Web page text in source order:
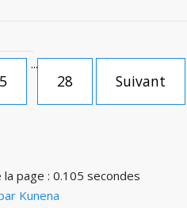
5
...
28 Suivant
page : 0.105 secondes
Kunena